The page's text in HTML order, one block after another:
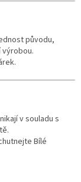
původu,
výrobou.
v souladu s
Bílé